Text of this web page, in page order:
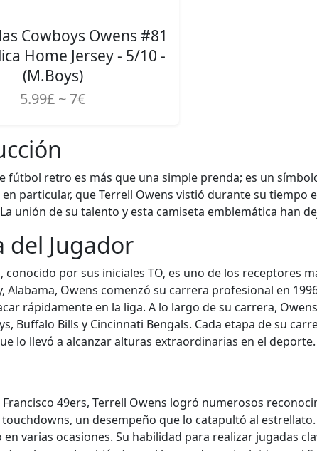
Cowboys Owens #81
Home Jersey - 5/10 -
(M.Boys)
5.99£ ~ 7€
fútbol retro es más que una simple prenda; es un
en particular, que Terrell Owens vistió durante su
unión de su talento y esta camiseta emblemática han
del Jugador
conocido por sus iniciales TO, es uno de los receptores
Alabama, Owens comenzó su carrera profesional en
rápidamente en la liga. A lo largo de su carrera,
Buffalo Bills y Cincinnati Bengals. Cada etapa de su
lo llevó a alcanzar alturas extraordinarias en el deporte.
Francisco 49ers, Terrell Owens logró numerosos
touchdowns, un desempeño que lo catapultó al
en varias ocasiones. Su habilidad para realizar jugadas